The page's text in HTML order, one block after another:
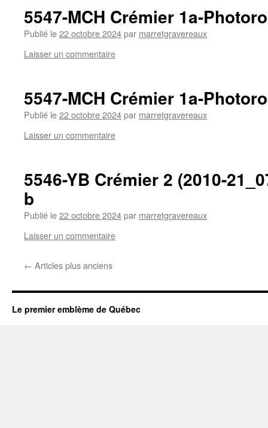
5547-MCH Crémier 1a-
Publié le22 octobre 2024par marretgravereaux
Laisser un commentaire
5547-MCH Crémier 1a-
Publié le22 octobre 2024par marretgravereaux
Laisser un commentaire
5546-YB Crémier 2 (2010-
b
Publié le22 octobre 2024par marretgravereaux
Laisser un commentaire
← Articles plus anciens
Le premier emblème de Québec